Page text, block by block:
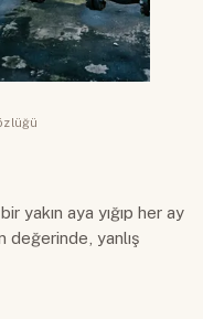
yakın aya yığıp her ay
değerinde, yanlış